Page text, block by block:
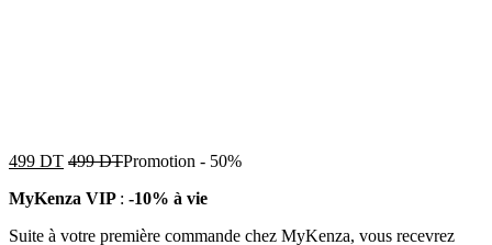
499 DT 499DTPromotion - 50%
MyKenza VIP : -10% à vie
Suite à votre première commande chez MyKenza, vous recevrez